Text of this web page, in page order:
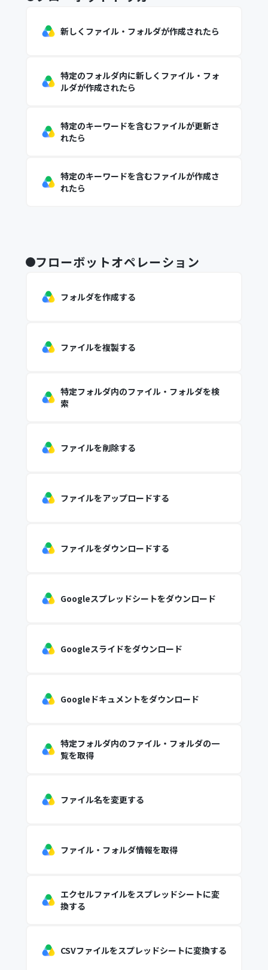
新しくファイル・フォルダが作成されたら
特定のフォルダ内に新しくファイル・フォ
ルダが作成されたら
特定のキーワードを含むファイルが更新さ
れたら
特定のキーワードを含むファイルが作成さ
れたら
フローボットオペレーション
フォルダを作成する
ファイルを複製する
特定フォルダ内のファイル・フォルダを検
索
ファイルを削除する
ファイルをアップロードする
ファイルをダウンロードする
Googleスプレッドシートをダウンロード
Googleスライドをダウンロード
Googleドキュメントをダウンロード
特定フォルダ内のファイル・フォルダの一
覧を取得
ファイル名を変更する
ファイル・フォルダ情報を取得
エクセルファイルをスプレッドシートに変
換する
CSVファイルをスプレッドシートに変換する